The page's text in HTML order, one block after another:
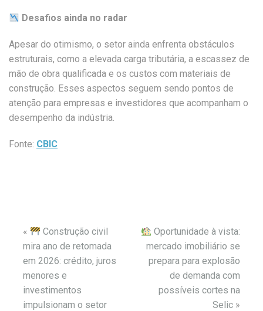
Desafios ainda no radar
Apesar do otimismo, o setor ainda enfrenta obstáculos
estruturais, como a elevada carga tributária, a escassez de
mão de obra qualificada e os custos com materiais de
construção. Esses aspectos seguem sendo pontos de
atenção para empresas e investidores que acompanham o
desempenho da indústria.
Fonte: CBIC
«
Construção civil
mira ano de retomada
em 2026: crédito, juros
menores e
investimentos
impulsionam o setor
Oportunidade à vista:
mercado imobiliário se
prepara para explosão
de demanda com
possíveis cortes na
Selic »